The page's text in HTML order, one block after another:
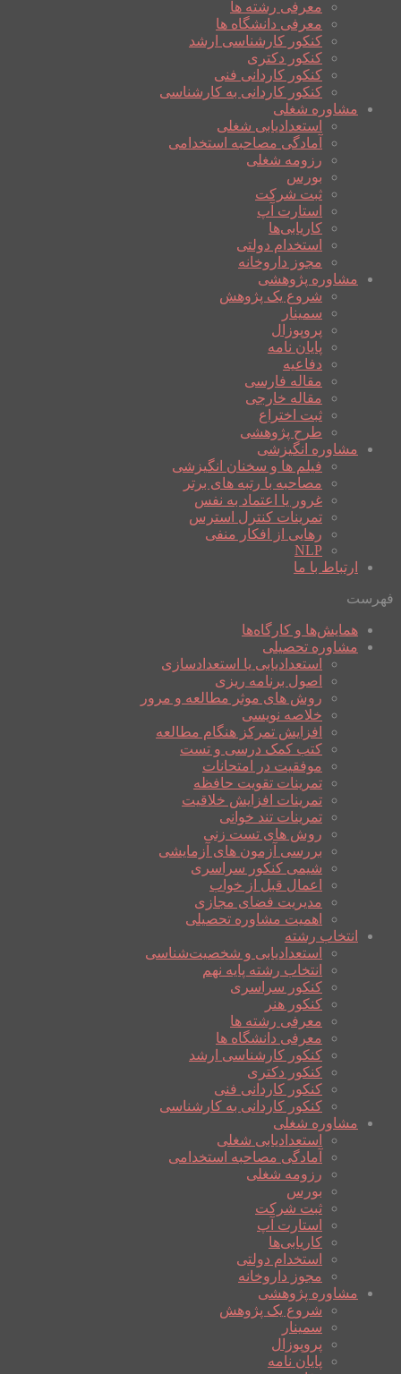
معرفی رشته ها
معرفی دانشگاه ها
کنکور کارشناسی ارشد
کنکور دکتری
کنکور کاردانی فنی
کنکور کاردانی به کارشناسی
مشاوره شغلی
استعدادیابی شغلی
آمادگی مصاحبه استخدامی
رزومه شغلی
بورس
ثبت شرکت
استارت آپ
کاریابی‌ها
استخدام دولتی
مجوز داروخانه
مشاوره پژوهشی
شروع یک پژوهش
سمینار
پروپوزال
پایان نامه
دفاعیه
مقاله فارسی
مقاله خارجی
ثبت اختراع
طرح پژوهشی
مشاوره انگیزشی
فیلم ها و سخنان انگیزشی
مصاحبه با رتبه های برتر
غرور یا اعتماد به نفس
تمرینات کنترل استرس
رهایی از افکار منفی
NLP
ارتباط با ما
فهرست
همایش‌ها و کارگاه‌ها
مشاوره تحصیلی
استعدادیابی یا استعدادسازی
اصول برنامه ریزی
روش های موثر مطالعه و مرور
خلاصه نویسی
افزایش تمرکز هنگام مطالعه
کتب کمک درسی و تست
موفقیت در امتحانات
تمرینات تقویت حافظه
تمرینات افزایش خلاقیت
تمرینات تند خوانی
روش های تست زنی
بررسی آزمون های آزمایشی
شیمی کنکور سراسری
اعمال قبل از خواب
مدیریت فضای مجازی
اهمیت مشاوره تحصیلی
انتخاب رشته
استعدادیابی و شخصیت‌شناسی
انتخاب رشته پایه نهم
کنکور سراسری
کنکور هنر
معرفی رشته ها
معرفی دانشگاه ها
کنکور کارشناسی ارشد
کنکور دکتری
کنکور کاردانی فنی
کنکور کاردانی به کارشناسی
مشاوره شغلی
استعدادیابی شغلی
آمادگی مصاحبه استخدامی
رزومه شغلی
بورس
ثبت شرکت
استارت آپ
کاریابی‌ها
استخدام دولتی
مجوز داروخانه
مشاوره پژوهشی
شروع یک پژوهش
سمینار
پروپوزال
پایان نامه